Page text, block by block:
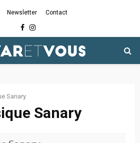
Newsletter Contact
Facebook
Instagram
Sanary
Sanary